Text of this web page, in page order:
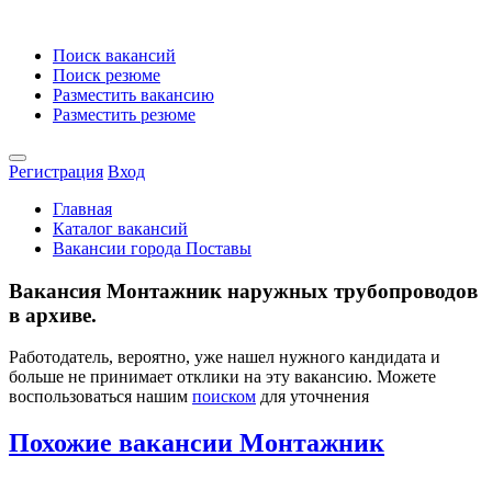
Поиск вакансий
Поиск резюме
Разместить вакансию
Разместить резюме
Регистрация Вход
Главная
Каталог вакансий
Вакансии города Поставы
Вакансия Монтажник наружных трубопроводов
в архиве.
Работодатель, вероятно, уже нашел нужного кандидата и
больше не принимает отклики на эту вакансию. Можете
воспользоваться нашим поиском для уточнения
Похожие вакансии Монтажник